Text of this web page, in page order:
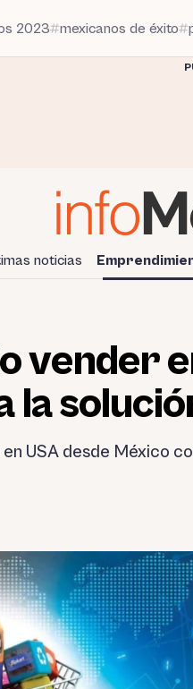
2023 mexicanos de éxito
noticias
vender
la
USA desde México